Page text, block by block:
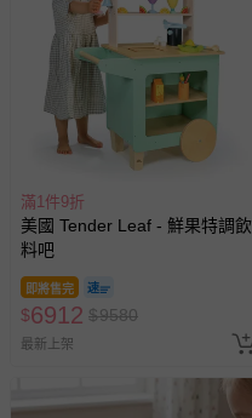
滿1件9折
美國 Tender Leaf - 鮮果特調飲
料吧
即將售完
$6912 $9580
最新上架